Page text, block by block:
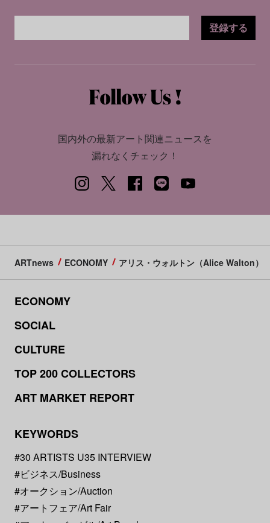
登録する
国内外の最新アート関連ニュースを
漏れなくチェック！
ARTnews ECONOMY アリス・ウォルトン（Alice Walton）
ECONOMY
SOCIAL
CULTURE
TOP 200 COLLECTORS
ART MARKET REPORT
KEYWORDS
#30 ARTISTS U35 INTERVIEW
#ビジネス/Business
#オークション/Auction
#アートフェア/Art Fair